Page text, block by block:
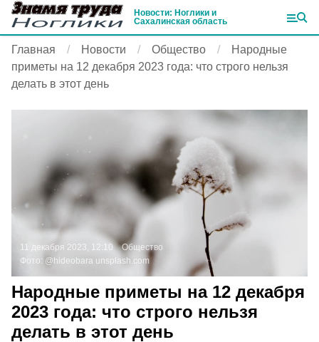
Новости: Ноглики и
Сахалинская область
Главная Новости Общество
Народные
приметы на 12 декабря 2023 года: что строго нельзя
делать в этот день
11 декабря 2023, 12:10
Общество
Фото: @hideobara unsplash.com
Народные приметы на 12 декабря
2023 года: что строго нельзя
делать в этот день